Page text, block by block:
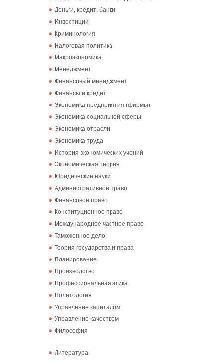
Деньги, кредит, банки
Инвестиции
Криминология
Налоговая политика
Макроэкономика
Менеджмент
Финансовый менеджмент
Финансы и кредит
Экономика предприятия (фирмы)
Экономика социальной сферы
Экономика отрасли
Экономика труда
История экономических учений
Экономическая теория
Юридические науки
Административное право
Финансовое право
Конституционное право
Международное частное право
Таможенное дело
Теория государства и права
Планирование
Производство
Профессиональная этика
Политология
Управление капиталом
Управление качеством
Философия
Литература